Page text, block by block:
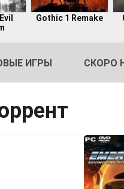
Gothic 1 Remake
ИГРЫ СКОРО